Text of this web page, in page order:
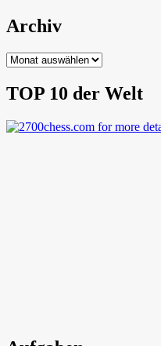
Archiv
Archiv
TOP 10 der Welt